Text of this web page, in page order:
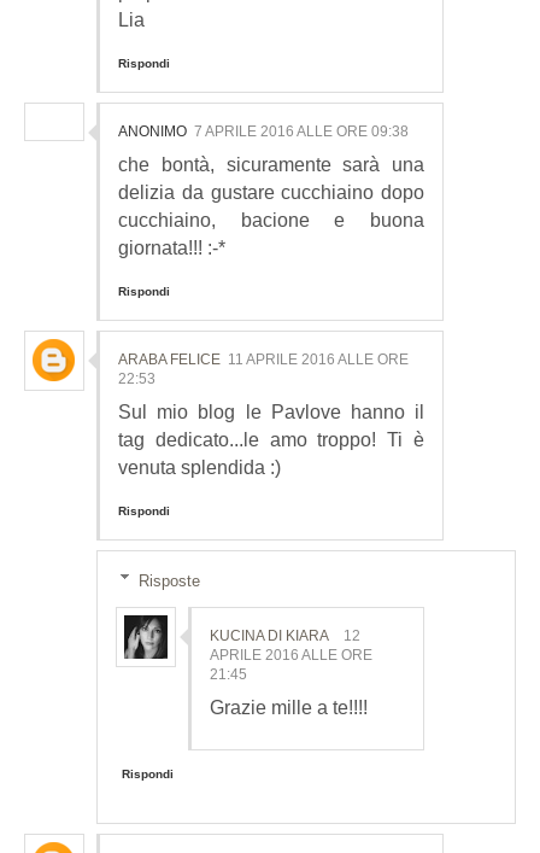
Lia
Rispondi
ANONIMO 7 APRILE 2016 ALLE ORE 09:38
che bontà, sicuramente sarà una
delizia da gustare cucchiaino dopo
cucchiaino, bacione e buona
giornata!!! :-*
Rispondi
ARABA FELICE 11 APRILE 2016 ALLE ORE
22:53
Sul mio blog le Pavlove hanno il
tag dedicato...le amo troppo! Ti è
venuta splendida :)
Rispondi
Risposte
KUCINA DI KIARA
12
APRILE 2016 ALLE ORE
21:45
Grazie mille a te!!!!
Rispondi